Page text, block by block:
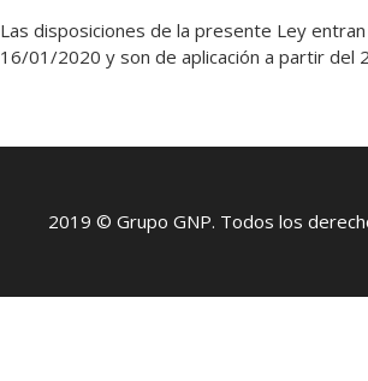
Las disposiciones de la presente Ley
16/01/2020 y son de aplicación a partir del
2019 © Grupo GNP. Todos los